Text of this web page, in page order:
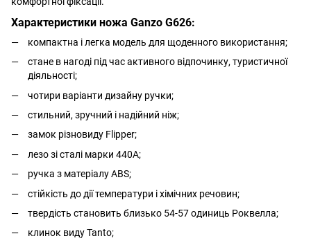
Характеристики ножа Ganzo G626:
компактна і легка модель для щоденного використання;
стане в нагоді під час активного відпочинку, туристичної
діяльності;
чотири варіанти дизайну ручки;
стильний, зручний і надійний ніж;
замок різновиду Flipper;
лезо зі сталі марки 440A;
ручка з матеріалу ABS;
стійкість до дії температури і хімічних речовин;
твердість становить близько 54-57 одиниць Роквелла;
клинок виду Tanto;